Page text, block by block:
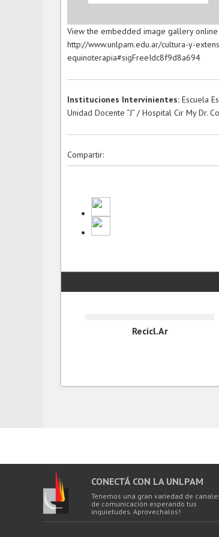
View the embedded image gallery online
http://www.unlpam.edu.ar/cultura-y-
equinoterapia#sigFreeIdc8f9d8a694
Instituciones Intervinientes: Escuela
Unidad Docente “J” / Hospital Cir My Dr.
Compartir:
Recicl.Ar
CONECTÁ CON LA UNLPAM
Tenemos una gran variedad de
de comunicación esperando tus
inquietudes. Aprovechalos!